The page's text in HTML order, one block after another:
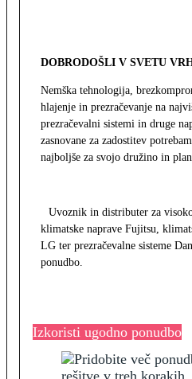
DOBRODOŠLI V SVETU
Nemška tehnologija,
hlajenje in prezračevanje na
prezračevalni sistemi in druge
zasnovane za zadostitev
najboljše za svojo družino in
Uvoznik in distributer za
klimatske naprave Fujitsu,
LG ter prezračevalne sisteme
ponudbo.
Izkoristi ugodno ponudbo